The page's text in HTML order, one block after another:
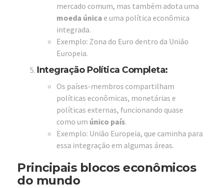
mercado comum, mas também adota uma
moeda única e uma política econômica
integrada.
Exemplo: Zona do Euro dentro da União
Europeia.
Integração Política Completa:
Os países-membros compartilham
políticas econômicas, monetárias e
políticas externas, funcionando quase
como um único país.
Exemplo: União Europeia, que caminha para
essa integração em algumas áreas.
Principais blocos econômicos
do mundo